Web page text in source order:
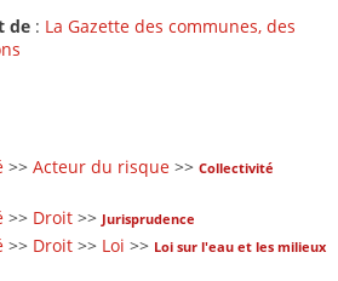
de : La Gazette des communes, des
>> Acteur du risque >> Collectivité
>> Droit >> Jurisprudence
>> Droit >> Loi >> Loi sur l'eau et les milieux